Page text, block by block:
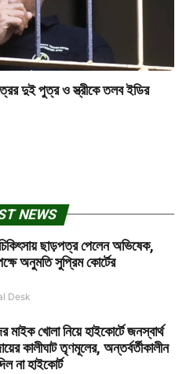
দুই পুত্র ও স্ত্রীকে তলব ইডির
NEWS
ছাড়পত্র পেলেন অভিষেক,
অনুমতি সুপ্রিম কোর্টের
Desk
মাইক খোলা নিয়ে হাইকোর্টে জনস্বার্থ
কালীঘাট তৃণমূলের, অন্তর্বর্তীকালীন
না হাইকোর্ট